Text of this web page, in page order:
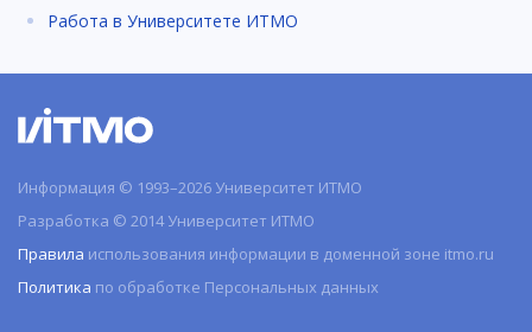
Работа в Университете ИТМО
Информация © 1993–2026 Университет ИТМО
Разработка © 2014 Университет ИТМО
Правила использования информации в доменной зоне itmo.ru
Политика по обработке Персональных данных